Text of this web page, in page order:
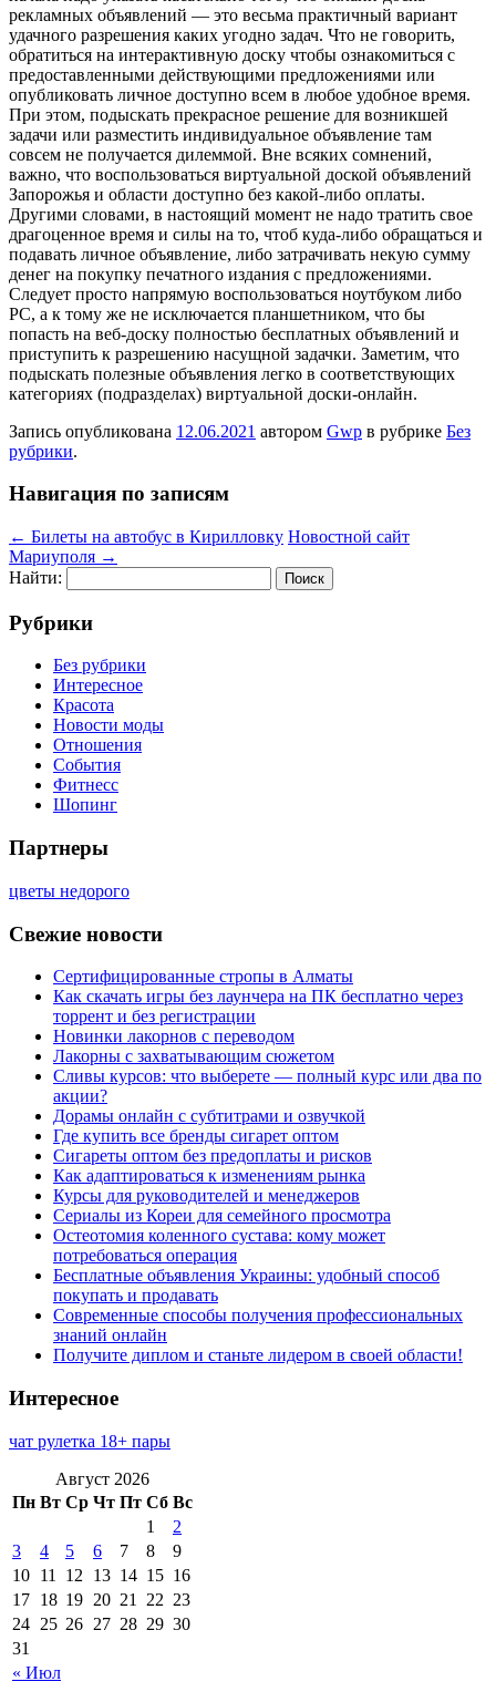
рекламных объявлений — это весьма практичный вариант
удачного разрешения каких угодно задач. Что не говорить,
обратиться на интерактивную доску чтобы ознакомиться с
предоставленными действующими предложениями или
опубликовать личное доступно всем в любое удобное время.
При этом, подыскать прекрасное решение для возникшей
задачи или разместить индивидуальное объявление там
совсем не получается дилеммой. Вне всяких сомнений,
важно, что воспользоваться виртуальной доской объявлений
Запорожья и области доступно без какой-либо оплаты.
Другими словами, в настоящий момент не надо тратить свое
драгоценное время и силы на то, чтоб куда-либо обращаться и
подавать личное объявление, либо затрачивать некую сумму
денег на покупку печатного издания с предложениями.
Следует просто напрямую воспользоваться ноутбуком либо
PC, а к тому же не исключается планшетником, что бы
попасть на веб-доску полностью бесплатных объявлений и
приступить к разрешению насущной задачки. Заметим, что
подыскать полезные объявления легко в соответствующих
категориях (подразделах) виртуальной доски-онлайн.
Запись опубликована 12.06.2021 автором Gwp в рубрике Без
рубрики.
Навигация по записям
← Билеты на автобус в Кирилловку Новостной сайт
Мариуполя →
Найти:
Рубрики
Без рубрики
Интересное
Красота
Новости моды
Отношения
События
Фитнесс
Шопинг
Партнеры
цветы недорого
Свежие новости
Сертифицированные стропы в Алматы
Как скачать игры без лаунчера на ПК бесплатно через
торрент и без регистрации
Новинки лакорнов с переводом
Лакорны с захватывающим сюжетом
Сливы курсов: что выберете — полный курс или два по
акции?
Дорамы онлайн с субтитрами и озвучкой
Где купить все бренды сигарет оптом
Сигареты оптом без предоплаты и рисков
Как адаптироваться к изменениям рынка
Курсы для руководителей и менеджеров
Сериалы из Кореи для семейного просмотра
Остеотомия коленного сустава: кому может
потребоваться операция
Бесплатные объявления Украины: удобный способ
покупать и продавать
Современные способы получения профессиональных
знаний онлайн
Получите диплом и станьте лидером в своей области!
Интересное
чат рулетка 18+ пары
Август 2026
Пн Вт Ср Чт Пт Сб Вс
« Июл
1
2
3
4 5 6 7 8
9
10 11 12 13 14 15 16
17 18 19 20 21 22 23
24 25 26 27 28 29 30
31